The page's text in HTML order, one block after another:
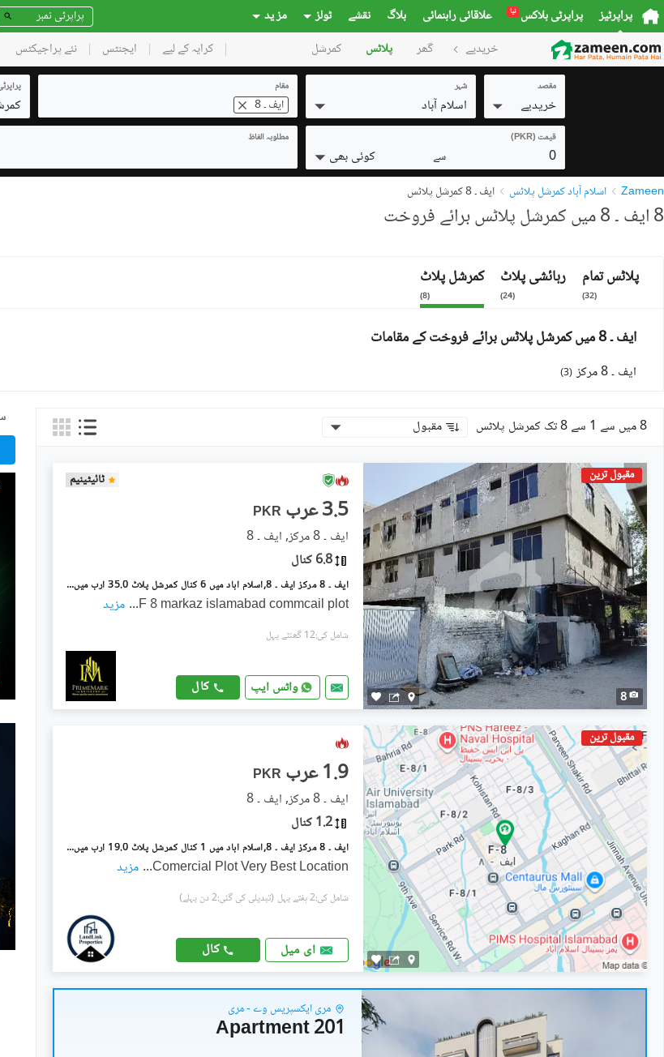
پراپرٹیز پراپرٹی بلاکس نیا علاقائی راہنمائی بلاگ نقشے ٹولز مز ید
خریدیے گھر پلاٹس کمرشل کرایہ کے لیے ایجنٹس نئے پراجیکٹس
مقصد
خریدیے
شہر
اسلام آباد
مقام
ایف ۔ 8
قیمت (PKR)
0 سے کوئی بھی
مطلوبہ الفاظ
Zameen اسلام آباد کمرشل پلاٹس ایف ۔ 8 کمرشل پلاٹس
8 ایف ۔ 8 میں کمرشل پلاٹس برائے فروخت
پلاٹس تمام
(
32
)
رہائشی پلاٹ
(
24
)
کمرشل پلاٹ
(
8
)
ایف ۔ 8 میں کمرشل پلاٹس برائے فروخت کے مقامات
ایف ۔ 8 مرکز (
3
)
8 میں سے 1 سے 8 تک کمرشل پلاٹس مقبول
مقبول ترین
8
ٹائیٹینیم
PKR 3.5 عرب
ایف ۔ 8 مرکز, ایف ۔ 8
6.8 کنال
ایف ۔ 8 مرکز ایف ۔ 8,اسلام آباد میں 6 کنال کمرشل پلاٹ 35.0 ارب میں برائے فروخت۔
F 8 markaz islamabad commcail plot
... مزید
شامل کی:12 گھنٹے پہل
واٹس ایپ کال
مقبول ترین
PKR 1.9 عرب
ایف ۔ 8 مرکز, ایف ۔ 8
1.2 کنال
ایف ۔ 8 مرکز ایف ۔ 8,اسلام آباد میں 1 کنال کمرشل پلاٹ 19.0 ارب میں برائے فروخت۔
Comercial Plot Very Best Location
... مزید
شامل کی:2 ہفتے پہل (تبدیلی کی گئی:2 دن پہلے)
ای میل کال
مری ایکسپریس وے - مری
201 Apartment